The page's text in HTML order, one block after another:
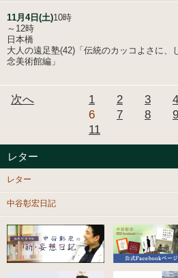
11月4日(土)10時
～12時
日本橋
大人の遠足塾(42)「伝統のカッコよさに、
念美術館編」
1 2 3 4
6
7 8 9
11
次へ
レター
レター
中谷彰宏日記